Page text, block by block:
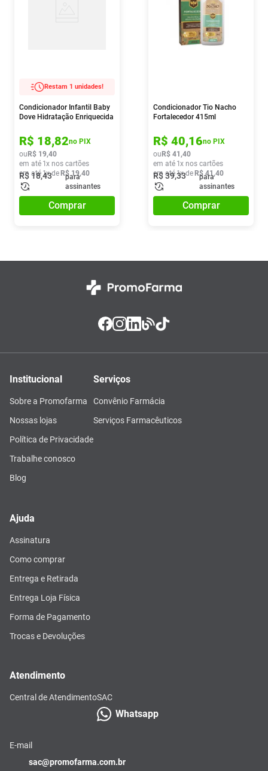
Restam 1 unidades!
Condicionador Infantil Baby
Dove Hidratação Enriquecida
R$ 18,82no PIX
ou R$ 19,40
em até 1x nos cartões
em até 1x de R$ 19,40
R$18,43
para
assinantes
Comprar
Condicionador Tio Nacho
Fortalecedor 415ml
R$ 40,16no PIX
ou R$ 41 ,40
em até 1x nos cartões
em até1x de R$ 41,40
R$39,33
para
assinantes
Comprar
Institucional
Sobre a Promofarma
Nossas lojas
Política de Privacidade
Trabalhe conosco
Blog
Serviços
Convênio Farmácia
Serviços Farmacêuticos
Ajuda
Assinatura
Como comprar
Entrega e Retirada
Entrega Loja Física
Forma de Pagamento
Trocas e Devoluções
Atendimento
Central de AtendimentoSAC
Whatsapp
E-mail
sac@promofarma.com.br